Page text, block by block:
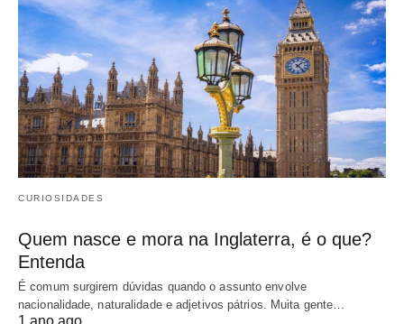
CURIOSIDADES
Quem nasce e mora na Inglaterra, é o que?
Entenda
É comum surgirem dúvidas quando o assunto envolve
nacionalidade, naturalidade e adjetivos pátrios. Muita gente…
1 ano ago